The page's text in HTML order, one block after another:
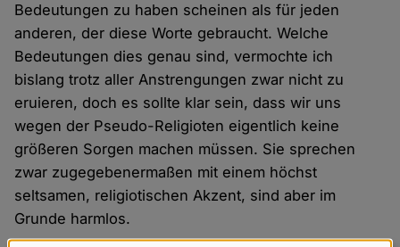
Bedeutungen zu haben scheinen als für jeden
anderen, der diese Worte gebraucht. Welche
Bedeutungen dies genau sind, vermochte ich
bislang trotz aller Anstrengungen zwar nicht zu
eruieren, doch es sollte klar sein, dass wir uns
wegen der Pseudo-Religioten eigentlich keine
größeren Sorgen machen müssen. Sie sprechen
zwar zugegebenermaßen mit einem höchst
seltsamen, religiotischen Akzent, sind aber im
Grunde harmlos.